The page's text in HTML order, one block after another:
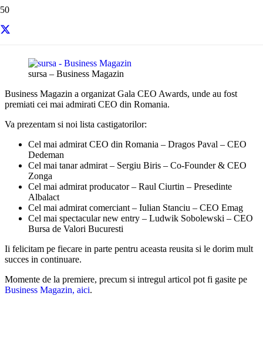
sursa – Business Magazin
Business Magazin a organizat Gala CEO Awards, unde au fost
premiati cei mai admirati CEO din Romania.
Va prezentam si noi lista castigatorilor:
Cel mai admirat CEO din Romania – Dragos Paval – CEO
Dedeman
Cel mai tanar admirat – Sergiu Biris – Co-Founder & CEO
Zonga
Cel mai admirat producator – Raul Ciurtin – Presedinte
Albalact
Cel mai admirat comerciant – Iulian Stanciu – CEO Emag
Cel mai spectacular new entry – Ludwik Sobolewski – CEO
Bursa de Valori Bucuresti
Ii felicitam pe fiecare in parte pentru aceasta reusita si le dorim mult
succes in continuare.
Momente de la premiere, precum si intregul articol pot fi gasite pe
Business Magazin, aici.